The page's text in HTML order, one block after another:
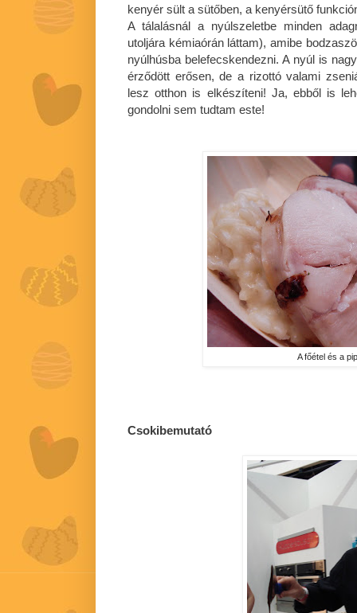
kenyér sült a sütőben, a kenyérsütő
A tálalásnál a nyúlszeletbe minden
utoljára kémiaórán láttam), amibe
nyúlhúsba belefecskendezni. A nyúl is
érződött erősen, de a rizottó valami
lesz otthon is elkészíteni! Ja, ebből is
gondolni sem tudtam este!
A főétel és a
Csokibemutató